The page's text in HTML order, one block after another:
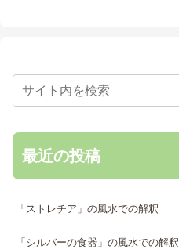
最近の投稿
「ストレチア」の風水での解釈
「シルバーの食器」の風水での解釈